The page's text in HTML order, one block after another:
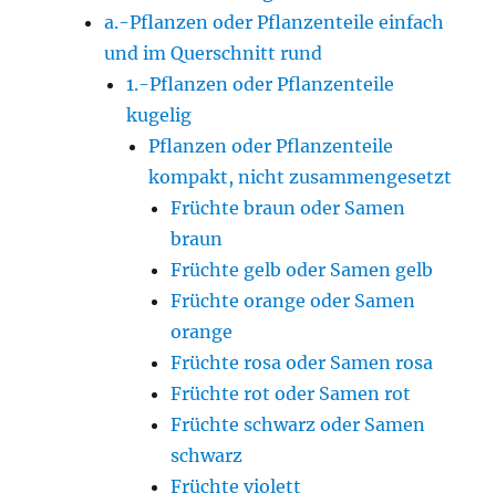
a.-Pflanzen oder Pflanzenteile einfach
und im Querschnitt rund
1.-Pflanzen oder Pflanzenteile
kugelig
Pflanzen oder Pflanzenteile
kompakt, nicht zusammengesetzt
Früchte braun oder Samen
braun
Früchte gelb oder Samen gelb
Früchte orange oder Samen
orange
Früchte rosa oder Samen rosa
Früchte rot oder Samen rot
Früchte schwarz oder Samen
schwarz
Früchte violett